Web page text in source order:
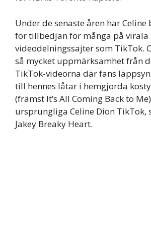
Under de senaste åren har
för tillbedjan för många på virala
videodelningssajter som TikTok.
så mycket uppmärksamhet från
TikTok-videorna där fans
till hennes låtar i hemgjorda
(främst It’s All Coming Back to
ursprungliga Celine Dion TikTok,
Jakey Breaky Heart.